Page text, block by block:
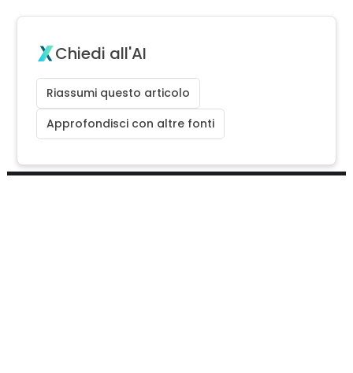
Chiedi all'AI
Riassumi questo articolo
Approfondisci con altre fonti